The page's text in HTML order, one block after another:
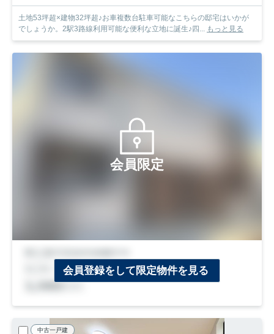
土地53坪超×建物32坪超♪お車複数台駐車可能なこちらの邸宅はいかが
でしょうか。2駅3路線利用可能な便利な立地に誕生♪四... もっと見る
会員限定
会員登録をして限定物件を見る
中古一戸建